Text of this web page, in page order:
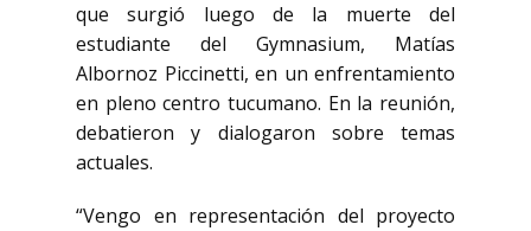
que surgió luego de la muerte del
estudiante del Gymnasium, Matías
Albornoz Piccinetti, en un enfrentamiento
en pleno centro tucumano. En la reunión,
debatieron y dialogaron sobre temas
actuales.
“Vengo en representación del proyecto